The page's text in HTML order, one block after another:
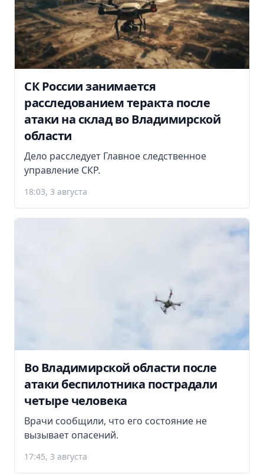
СК России занимается
расследованием теракта после
атаки на склад во Владимирской
области
Дело расследует Главное следственное
управление СКР.
18:03, 3 августа
Во Владимирской области после
атаки беспилотника пострадали
четыре человека
Врачи сообщили, что его состояние не
вызывает опасений.
17:45, 3 августа